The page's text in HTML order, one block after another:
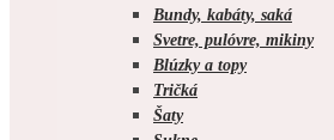
Bundy, kabáty, saká
Svetre, pulóvre, mikiny
Blúzky a topy
Tričká
Šaty